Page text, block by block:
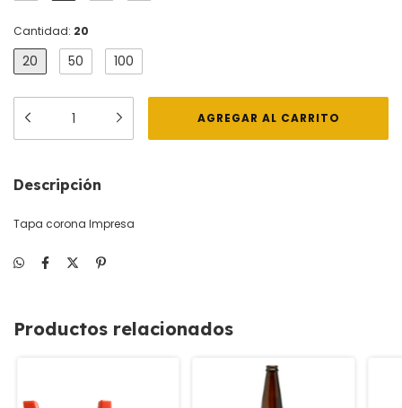
Cantidad: 20
20 50 100
Descripción
Tapa corona Impresa
Productos relacionados